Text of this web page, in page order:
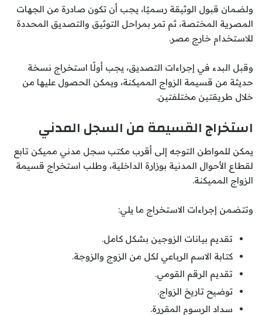
ولضمان قبول الوثيقة رسميًا، يجب أن تكون صادرة من الجهات
المصرية المختصة، ثم تمر بمراحل التوثيق والتصديق المحددة
للاستخدام خارج مصر.
وقبل البدء في إجراءات التصديق، يجب أولًا استخراج نسخة
حديثة من قسيمة الزواج المميكنة، ويمكن الحصول عليها من
خلال طريقتين مختلفتين.
استخراج القسيمة من السجل المدني
يمكن للمواطن التوجه إلى أقرب مكتب سجل مدني مميكن تابع
لقطاع الأحوال المدنية بوزارة الداخلية، وطلب استخراج قسيمة
الزواج المميكنة.
وتتضمن إجراءات الاستخراج ما يلي:
تقديم بيانات الزوجين بشكل كامل.
كتابة الاسم الرباعي لكل من الزوج والزوجة.
تقديم الرقم القومي.
توضيح تاريخ الزواج.
سداد الرسوم المقررة.